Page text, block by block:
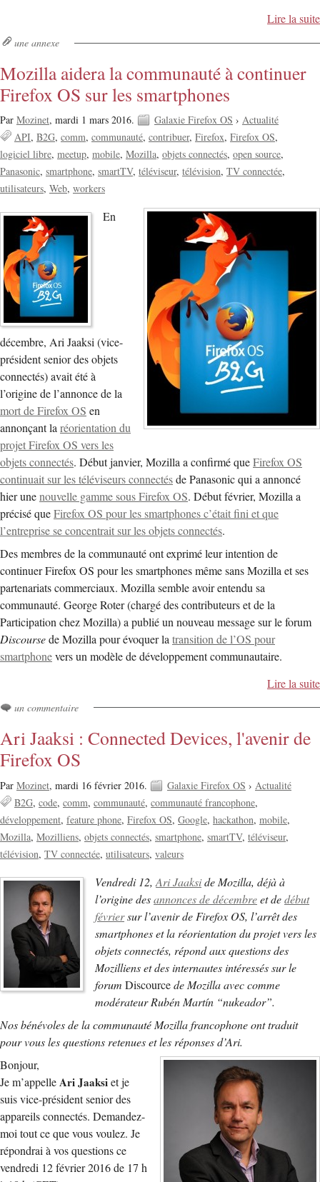
Lire la suite
une annexe
Mozilla aidera la communauté à continuer
Firefox OS sur les smartphones
Par Mozinet, mardi 1 mars 2016. Galaxie Firefox OS › Actualité
API B2G comm communauté contribuer Firefox Firefox OS
logiciel libre meetup mobile Mozilla objets connectés open source
Panasonic smartphone smartTV téléviseur télévision TV connectée
utilisateurs Web workers
En
décembre, Ari Jaaksi (vice-
président senior des objets
connectés) avait été à
l’origine de l’annonce de la
mort de Firefox OS en
annonçant laréorientation du
projet Firefox OS vers les
objets connectés. Début janvier, Mozilla a confirmé queFirefox OS
continuait sur les téléviseurs connectésde Panasonic qui a annoncé
hier unenouvelle gamme sous Firefox OS. Début février, Mozilla a
précisé queFirefox OS pour les smartphones c’était fini et que
l’entreprise se concentrait sur les objets connectés.
Des membres de la communauté ont exprimé leur intention de
continuer Firefox OS pour les smartphones même sans Mozilla et ses
partenariats commerciaux. Mozilla semble avoir entendu sa
communauté. George Roter (chargé des contributeurs et de la
Participation chez Mozilla) a publié un nouveau message sur le forum
Discoursede Mozilla pour évoquer latransition de l’OS pour
smartphonevers un modèle de développement communautaire.
Lire la suite
un commentaire
Ari Jaaksi : Connected Devices, l'avenir de
Firefox OS
Par Mozinet, mardi 16 février 2016. Galaxie Firefox OS › Actualité
B2G code comm communauté communauté francophone
développement feature phone Firefox OS Google hackathon mobile
Mozilla Mozilliens objets connectés smartphone smartTV téléviseur
télévision TV connectée utilisateurs valeurs
Vendredi 12,Ari Jaakside Mozilla, déjà à
l’origine desannonces de décembreet dedébut
févriersur l’avenir de Firefox OS, l’arrêt des
smartphones et la réorientation du projet vers les
objets connectés, répond aux questions des
Mozilliens et des internautes intéressés sur le
forumDiscourcede Mozilla avec comme
modérateur Rubén Martín “nukeador”.
Nos bénévoles de la communauté Mozilla francophone ont traduit
pour vous les questions retenues et les réponses d’Ari.
Bonjour,
Je m’appelleAri Jaaksiet je
suis vice-président senior des
appareils connectés. Demandez-
moi tout ce que vous voulez. Je
répondrai à vos questions ce
vendredi 12 février 2016 de 17 h